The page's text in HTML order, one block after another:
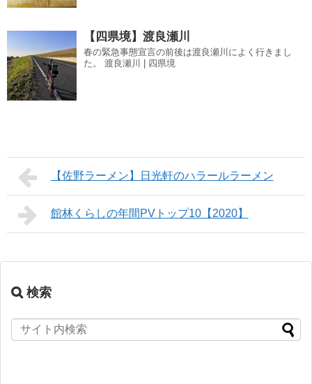
【四県境】渡良瀬川
春の緊急事態宣言の前後は渡良瀬川によく行きまし
た。 渡良瀬川 | 四県境
【佐野ラーメン】日光軒のハラールラーメン
館林くらしの年間PVトップ10【2020】
検索